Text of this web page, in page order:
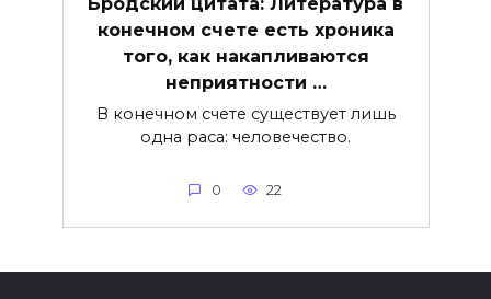
конечном счете есть хроника
того, как накапливаются
неприятности …
В конечном счете существует лишь
одна раса: человечество.
0 22